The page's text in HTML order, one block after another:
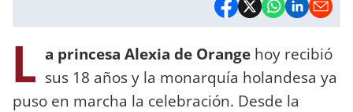
L a princesa Alexia de Orange hoy recibió
sus 18 años y la monarquía holandesa ya
puso en marcha la celebración. Desde la